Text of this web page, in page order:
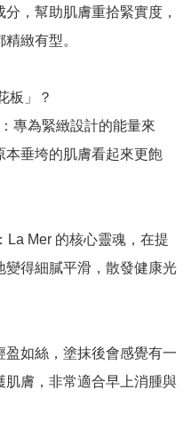
，幫助肌膚重拾緊實度，
緻有型。
板」？
專為緊緻設計的能量來
本垂垮的肌膚看起來更飽
Mer 的核心靈魂，在提
得細膩平滑，散發健康光
如絲，塗抹後會感覺有一
肌膚，非常適合早上消腫與